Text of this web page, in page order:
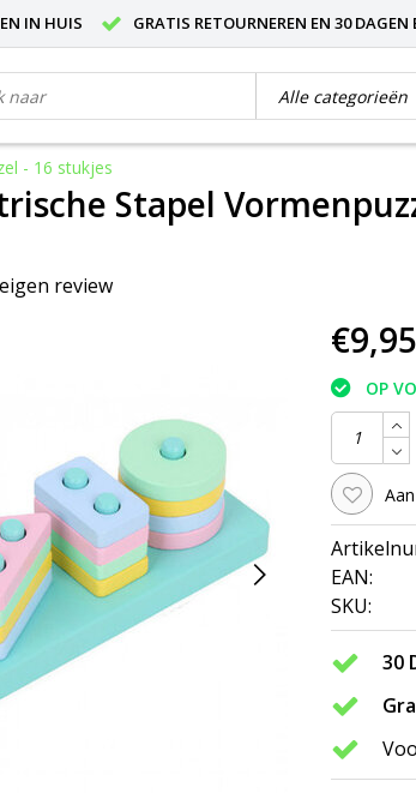
IN HUIS GRATIS RETOURNEREN EN 30 DAGEN
- 16 stukjes
Stapel
review
€9,95
OP
EAN:
SKU:
30